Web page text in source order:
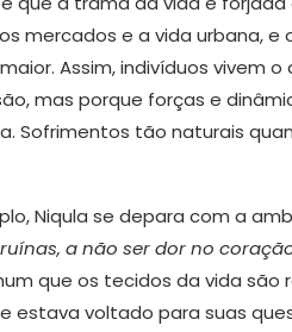
mercados e a vida urbana, e
Assim, indivíduos vivem
mas porque forças e
Sofrimentos tão naturais
Niqula se depara com a
a não ser dor no
que os tecidos da vida são
estava voltado para suas